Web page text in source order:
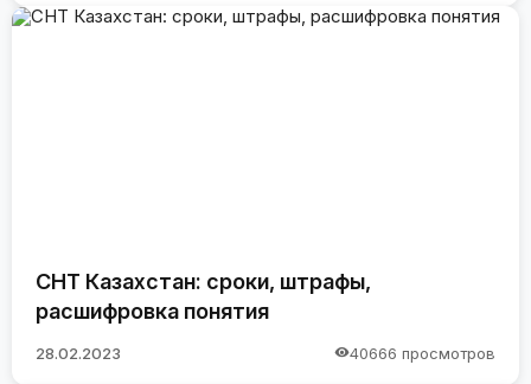
СНТ Казахстан: сроки, штрафы,
расшифровка понятия
28.02.2023 40666 просмотров